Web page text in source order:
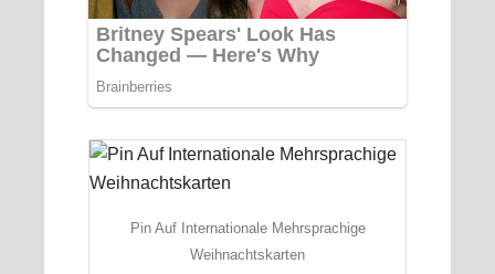
Pin Auf Internationale Mehrsprachige
Weihnachtskarten